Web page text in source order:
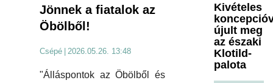
Jönnek a fiatalok az
Öbölből!
Csépé 2026.05.26. 13:48
"Álláspontok az Öbölből és
Kivételes
újult meg
az északi
Klotild-
palota